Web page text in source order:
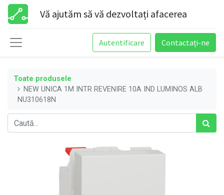
Vă ajutăm să vă dezvoltați afacerea
Autentificare Contactați-ne
Toate produsele
NEW UNICA 1M INTR REVENIRE 10A IND LUMINOS ALB
NU310618N